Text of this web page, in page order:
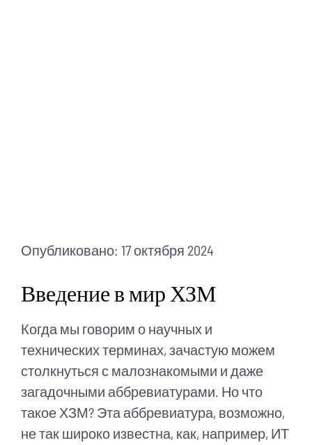
Опубликовано: 17 октября 2024
Введение в мир ХЗМ
Когда мы говорим о научных и
технических терминах, зачастую можем
столкнуться с малознакомыми и даже
загадочными аббревиатурами. Но что
такое ХЗМ? Эта аббревиатура, возможно,
не так широко известна, как, например, ИТ